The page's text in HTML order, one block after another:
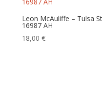
Leon McAuliffe – Tulsa
16987 AH
18,00 €